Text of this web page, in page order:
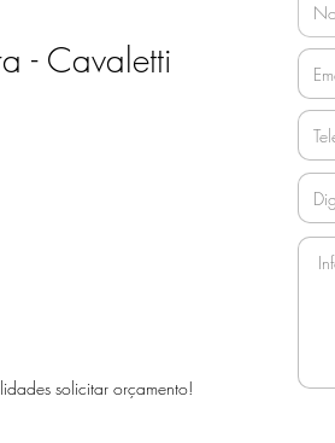
- Cavaletti
solicitar orçamento!